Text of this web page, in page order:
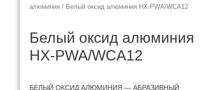
алюминия / Белый оксид алюминия HX-PWA/WCA12
Белый оксид алюминия
HX-PWA/WCA12
БЕЛЫЙ ОКСИД АЛЮМИНИЯ — АБРАЗИВНЫЙ